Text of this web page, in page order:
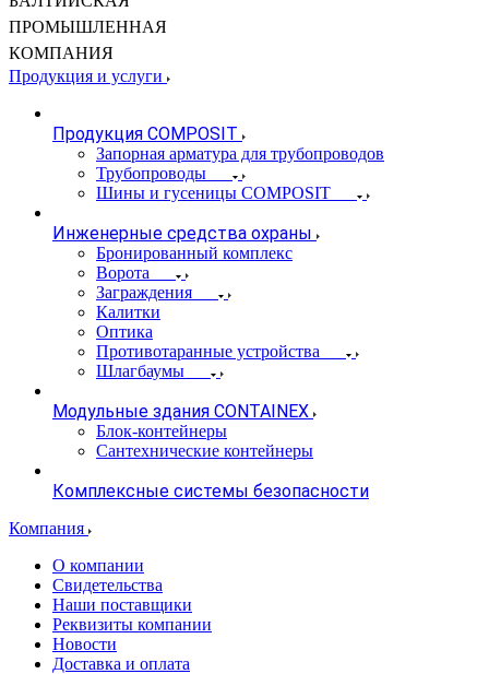
ПРОМЫШЛЕННАЯ
КОМПАНИЯ
Продукция и услуги
Продукция COMPOSIT
Запорная арматура для трубопроводов
Трубопроводы
Шины и гусеницы COMPOSIT
Инженерные средства охраны
Бронированный комплекс
Ворота
Заграждения
Калитки
Оптика
Противотаранные устройства
Шлагбаумы
Модульные здания CONTAINEX
Блок-контейнеры
Сантехнические контейнеры
Комплексные системы безопасности
Компания
О компании
Свидетельства
Наши поставщики
Реквизиты компании
Новости
Доставка и оплата